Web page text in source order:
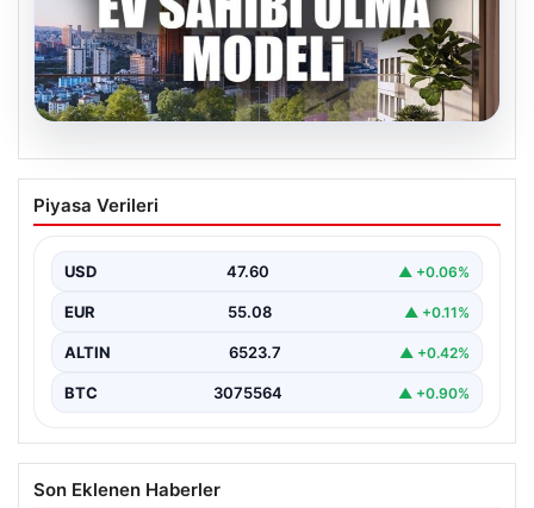
04.08.2026
DAP Yapı’dan bir ilk! Emlak Konut
güvencesi Dap vizyonuyla kendi
Piyasa Verileri
USD 47.60 ▲ +0.06%
EUR 55.08 ▲ +0.11%
ALTIN 6523.7 ▲ +0.42%
BTC 3075564 ▲ +0.90%
Son Eklenen Haberler